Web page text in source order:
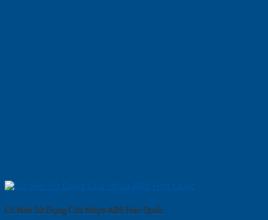
Có Nên Sử Dụng Cửa Nhựa ABS Hàn Quốc